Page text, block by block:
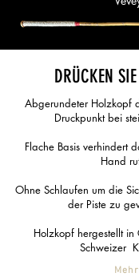
DRÜCKEN
Abgerundeter Holzkopf
Druckpunkt bei
Flache Basis verhindert
Hand
Ohne Schlaufen um die
der Piste zu
Holzkopf hergestellt in
Schweizer
Mehr